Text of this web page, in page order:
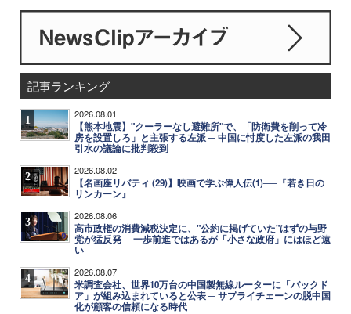
記事ランキング
1 2026.08.01
【熊本地震】"クーラーなし避難所"で、「防衛費を削って冷
房を設置しろ」と主張する左派 ─ 中国に忖度した左派の我田
引水の議論に批判殺到
2 2026.08.02
【名画座リバティ (29)】映画で学ぶ偉人伝(1)──『若き日の
リンカーン』
3 2026.08.06
高市政権の消費減税決定に、"公約に掲げていた"はずの与野
党が猛反発 ─ 一歩前進ではあるが「小さな政府」にはほど遠
い
4 2026.08.07
米調査会社、世界10万台の中国製無線ルーターに「バックド
ア」が組み込まれていると公表 ─ サプライチェーンの脱中国
化が顧客の信頼になる時代